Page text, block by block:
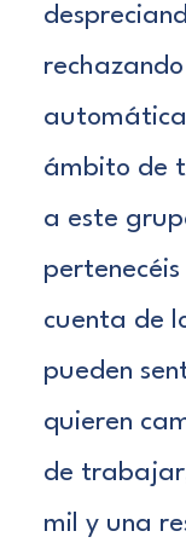
ámbito de
a este
cuenta de
pueden
quieren
de
mil y una